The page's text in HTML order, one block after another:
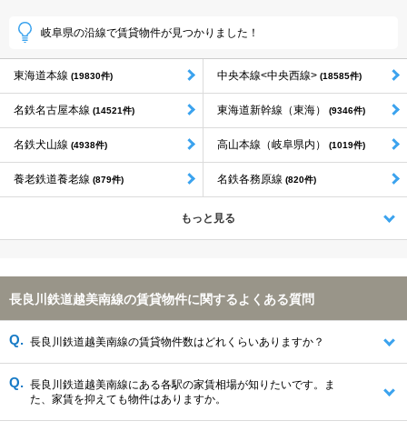
岐阜県の沿線で賃貸物件が見つかりました！
東海道本線 (19830件) 中央本線<中央西線> (18585件)
名鉄名古屋本線 (14521件) 東海道新幹線（東海） (9346件)
名鉄犬山線 (4938件) 高山本線（岐阜県内） (1019件)
養老鉄道養老線 (879件) 名鉄各務原線 (820件)
もっと見る
長良川鉄道越美南線の賃貸物件に関するよくある質問
長良川鉄道越美南線の賃貸物件数はどれくらいありますか？
長良川鉄道越美南線にある各駅の家賃相場が知りたいです。ま
た、家賃を抑えても物件はありますか。